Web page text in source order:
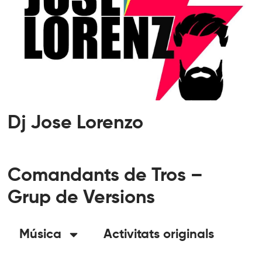
Dj Jose Lorenzo
Comandants de Tros –
Grup de Versions
Música Activitats originals